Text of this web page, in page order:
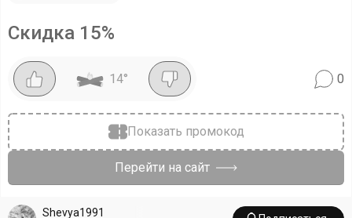
Скидка 15%
14° 0
Показать промокод
Перейти на сайт
Shevya1991